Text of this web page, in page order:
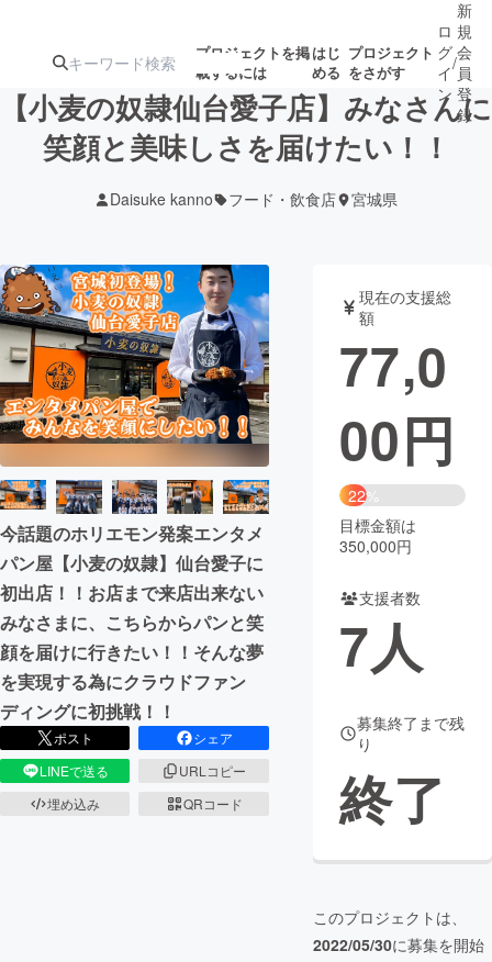
プロジェクトを掲
載するには
はじ
める
プロジェクト
をさがす
ターン
ジェクト
募集終了が近いプ
ロジェクト
されます
アート・写真 音楽
テクノロジー・ガジェット ゲーム・
映像・映画 書籍・雑誌
ビジネス・起業 チャレンジ
まちづくり・地域活性化
CAMPFIRE for Social Good
CAMPFIRE Creation
CAMPFIREふるさと納税machi-ya コミュニティ
ロ
グ
イ
ン
/
新
規
会
員
登
録
【小麦の奴隷仙台愛子店】みなさんに
笑顔と美味しさを届けたい！！
Daisuke kanno フード・飲食店 宮城県
今話題のホリエモン発案エンタメ
パン屋【小麦の奴隷】仙台愛子に
初出店！！お店まで来店出来ない
みなさまに、こちらからパンと笑
顔を届けに行きたい！！そんな夢
を実現する為にクラウドファン
ディングに初挑戦！！
ポスト
シェア
LINEで送る
URLコピー
埋め込み
QRコード
現在の支援総
額
77,0
00円
22%
目標金額は
350,000円
支援者数
7人
募集終了まで残
り
終了
このプロジェクトは、
2022/05/30に募集を開始